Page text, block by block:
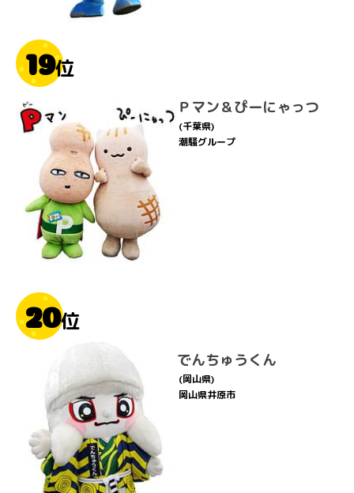
19位
Ｐマン＆ぴーにゃっつ
(千葉県)
潮騒グループ
20位
でんちゅうくん
(岡山県)
岡山県井原市